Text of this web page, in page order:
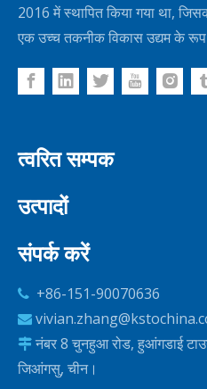
2016 में स्थापित किया गया था,
एक उच्च तकनीक विकास उद्यम के
त्वरित सम्पक
उत्पादों
संपर्क करें
 +86-151-90070636

 नंबर 8 चुनहुआ रोड, हुआंगडाई
जिआंगसु, चीन।